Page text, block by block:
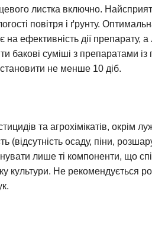
листка включно.
повітря і ґрунту.
ефективність дії препарату,
бакові суміші з препаратами
не менше 10 діб.
та агрохімікатів,
(відсутність осаду, піни,
лише ті компоненти, що
культури. Не рекомендується